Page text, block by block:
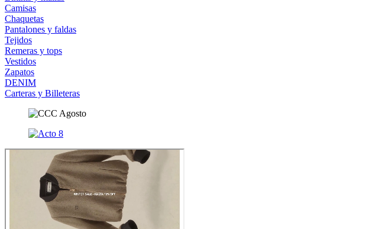
Camisas
Chaquetas
Pantalones y faldas
Tejidos
Remeras y tops
Vestidos
Zapatos
DENIM
Carteras y Billeteras